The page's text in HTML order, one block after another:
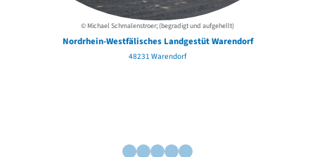
© Michael Schmalenstroer; (begradigt und aufgehellt)
Nordrhein-Westfälisches Landgestüt Warendorf
48231 Warendorf